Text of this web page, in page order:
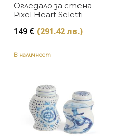
Огледало за стена
Pixel Heart Seletti
149 € (291.42 лв.)
В наличност